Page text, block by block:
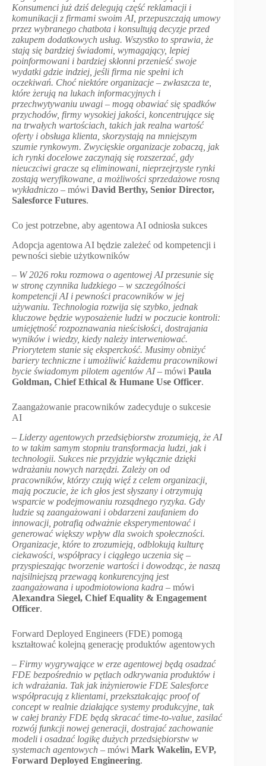
Konsumenci już dziś delegują część reklamacji i
komunikacji z firmami swoim AI, przepuszczają umowy
przez wybranego chatbota i konsultują decyzje przed
zakupem dodatkowych usług. Wszystko to sprawia, że
stają się bardziej świadomi, wymagający, lepiej
poinformowani i bardziej skłonni przenieść swoje
wydatki gdzie indziej, jeśli firma nie spełni ich
oczekiwań. Choć niektóre organizacje – zwłaszcza te,
które żerują na lukach informacyjnych i
przechwytywaniu uwagi – mogą obawiać się spadków
przychodów, firmy wysokiej jakości, koncentrujące się
na trwałych wartościach, takich jak realna wartość
oferty i obsługa klienta, skorzystają na mniejszym
szumie rynkowym. Zwycięskie organizacje zobaczą, jak
ich rynki docelowe zaczynają się rozszerzać, gdy
nieuczciwi gracze są eliminowani, nieprzejrzyste rynki
zostają weryfikowane, a możliwości sprzedażowe rosną
wykładniczo – mówi David Berthy, Senior Director,
Salesforce Futures.
Co jest potrzebne, aby agentowa AI odniosła sukces
Adopcja agentowa AI będzie zależeć od kompetencji i
pewności siebie użytkowników
– W 2026 roku rozmowa o agentowej AI przesunie się
w stronę czynnika ludzkiego – w szczególności
kompetencji AI i pewności pracowników w jej
używaniu. Technologia rozwija się szybko, jednak
kluczowe będzie wyposażenie ludzi w poczucie kontroli:
umiejętność rozpoznawania nieścisłości, dostrajania
wyników i wiedzy, kiedy należy interweniować.
Priorytetem stanie się eksperckość. Musimy obniżyć
bariery techniczne i umożliwić każdemu pracownikowi
bycie świadomym pilotem agentów AI– mówi Paula
Goldman, Chief Ethical & Humane Use Officer.
Zaangażowanie pracowników zadecyduje o sukcesie
AI
– Liderzy agentowych przedsiębiorstw zrozumieją, że AI
to w takim samym stopniu transformacja ludzi, jak i
technologii. Sukces nie przyjdzie wyłącznie dzięki
wdrażaniu nowych narzędzi. Zależy on od
pracowników, którzy czują więź z celem organizacji,
mają poczucie, że ich głos jest słyszany i otrzymują
wsparcie w podejmowaniu rozsądnego ryzyka. Gdy
ludzie są zaangażowani i obdarzeni zaufaniem do
innowacji, potrafią odważnie eksperymentować i
generować większy wpływ dla swoich społeczności.
Organizacje, które to zrozumieją, odblokują kulturę
ciekawości, współpracy i ciągłego uczenia się –
przyspieszając tworzenie wartości i dowodząc, że naszą
najsilniejszą przewagą konkurencyjną jest
zaangażowana i upodmiotowiona kadra – mówi
Alexandra Siegel, Chief Equality & Engagement
Officer.
Forward Deployed Engineers (FDE) pomogą
kształtować kolejną generację produktów agentowych
– Firmy wygrywające w erze agentowej będą osadzać
FDE bezpośrednio w pętlach odkrywania produktów i
ich wdrażania. Tak jak inżynierowie FDE Salesforce
współpracują z klientami, przekształcając proof of
concept w realnie działające systemy produkcyjne, tak
w całej branży FDE będą skracać time-to-value, zasilać
rozwój funkcji nowej generacji, dostrajać zachowanie
modeli i osadzać logikę dużych przedsiębiorstw w
systemach agentowych – mówi Mark Wakelin, EVP,
Forward Deployed Engineering.